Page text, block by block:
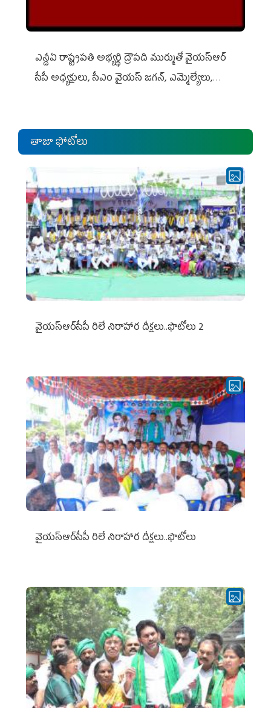
ఎన్డీఏ రాష్ట్ర‌ప‌తి అభ్య‌ర్థి ద్రౌప‌ది ముర్ముతో వైయ‌స్ఆర్
సీపీ అధ్య‌క్షులు, సీఎం వైయ‌స్ జ‌గ‌న్, ఎమ్మెల్యేలు,
తాజా ఫోటోలు
వైయ‌స్ఆర్‌సీపీ రిలే నిరాహార దీక్షలు..ఫొటోలు 2
వైయ‌స్ఆర్‌సీపీ రిలే నిరాహార దీక్షలు..ఫొటోలు